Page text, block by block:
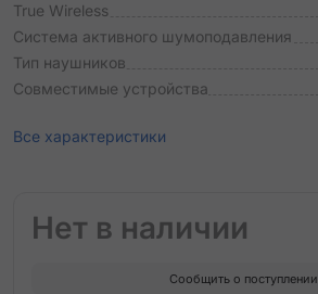
True Wireless
Система активного шумоподавления
Тип наушников
Совместимые устройства
Все характеристики
Нет в наличии
Сообщить о поступлении